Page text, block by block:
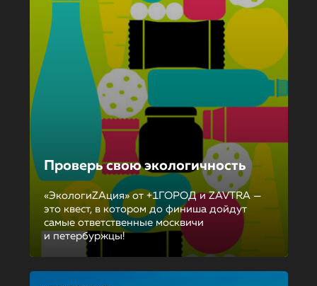
Проверь свою экологичность
«ЭкологиZAция» от +1ГОРОД и ZAVTRA —
это квест, в котором до финиша дойдут
самые ответственные москвичи
и петербуржцы!